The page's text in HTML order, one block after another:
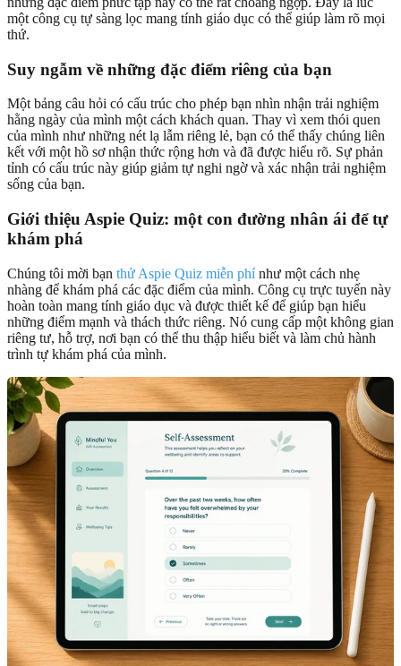
một công cụ tự sàng lọc mang tính giáo dục có thể giúp làm rõ mọi
thứ.
Suy ngẫm về những đặc điểm riêng của bạn
Một bảng câu hỏi có cấu trúc cho phép bạn nhìn nhận trải nghiệm
hằng ngày của mình một cách khách quan. Thay vì xem thói quen
của mình như những nét lạ lẫm riêng lẻ, bạn có thể thấy chúng liên
kết với một hồ sơ nhận thức rộng hơn và đã được hiểu rõ. Sự phản
tỉnh có cấu trúc này giúp giảm tự nghi ngờ và xác nhận trải nghiệm
sống của bạn.
Giới thiệu Aspie Quiz: một con đường nhân ái để tự
khám phá
Chúng tôi mời bạn thử Aspie Quiz miễn phínhư một cách nhẹ
nhàng để khám phá các đặc điểm của mình. Công cụ trực tuyến này
hoàn toàn mang tính giáo dục và được thiết kế để giúp bạn hiểu
những điểm mạnh và thách thức riêng. Nó cung cấp một không gian
riêng tư, hỗ trợ, nơi bạn có thể thu thập hiểu biết và làm chủ hành
trình tự khám phá của mình.